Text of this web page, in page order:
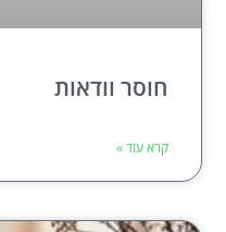
חוסר וודאות
קרא עוד »